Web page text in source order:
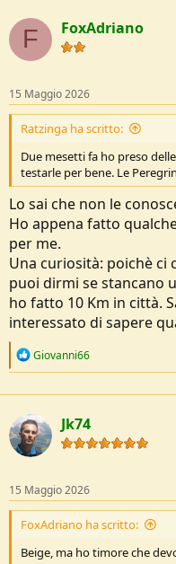
F FoxAdriano
15 Maggio 2026
Ratzinga ha scritto:
Due mesetti fa ho preso
testarle per bene. Le
Lo sai che non le
Ho appena fatto
per me.
Una curiosità: poichè ci
puoi dirmi se stancano
ho fatto 10 Km in città.
interessato di sapere
R
c
t
i
o
n
:
Giovanni66
Jk74
15 Maggio 2026
FoxAdriano ha scritto:
Beige, ma ho timore che